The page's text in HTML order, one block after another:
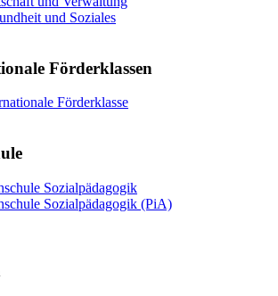
und Soziales
Förderklassen
Förderklasse
Sozialpädagogik
Sozialpädagogik (PiA)